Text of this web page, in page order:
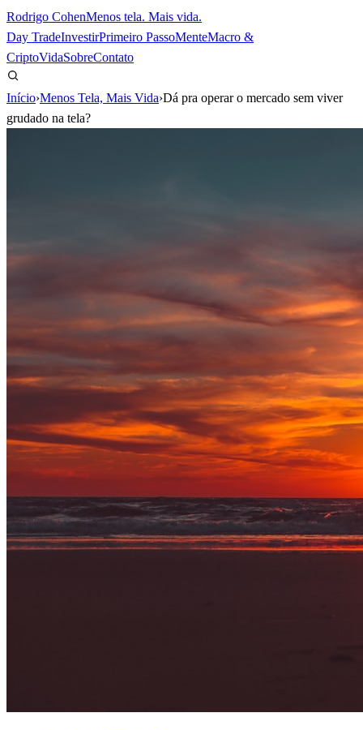
Rodrigo CohenMenos tela. Mais vida.
Day TradeInvestirPrimeiro PassoMenteMacro &
CriptoVidaSobreContato
Início›Menos Tela, Mais Vida›Dá pra operar o mercado sem viver
grudado na tela?